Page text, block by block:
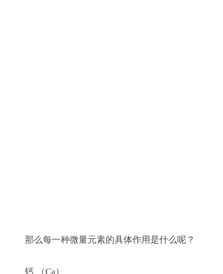
那么每一种微量元素的具体作用是什么呢？
钙 （Ca）